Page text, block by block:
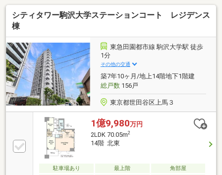
リのある住空間■6.5帖の洋室にはWICがあり収納豊富■
食器洗浄機・浄水器・ディスポーザー・浴室乾燥機付
分（約300ｍ）・上馬まちづくりセンター 徒歩6分
（約450ｍ）
シティタワー駒沢大学ステーションコート レジデンス
棟
東急田園都市線 駒沢大学駅 徒歩
1分
その他の交通
築7年10ヶ月/地上14階地下1階建
総戸数156戸
東京都世田谷区上馬３
1億9,980万円
2LDK 70.05m2
14階 北東
駐車場あり 最上階
角部屋